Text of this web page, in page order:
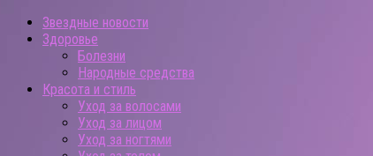
Звездные новости
Здоровье
Болезни
Народные средства
Красота и стиль
Уход за волосами
Уход за лицом
Уход за ногтями